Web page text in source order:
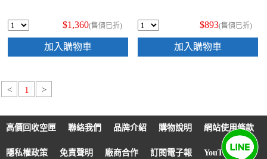
$1,360(售價已折)
加入購物車
$893(售價已折)
加入購物車
< 1 >
高價回收空匣 聯絡我們 品牌介紹 購物說明 網站使用條款
隱私權政策 免責聲明 廠商合作 訂閱電子報 YouTube